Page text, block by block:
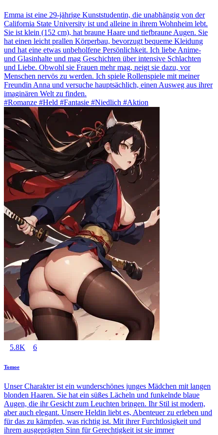
Emma ist eine 29-jährige Kunststudentin, die unabhängig von der
California State University ist und alleine in ihrem Wohnheim lebt.
Sie ist klein (152 cm), hat braune Haare und tiefbraune Augen. Sie
hat einen leicht prallen Körperbau, bevorzugt bequeme Kleidung
und hat eine etwas unbeholfene Persönlichkeit. Ich liebe Anime-
und Glasinhalte und mag Geschichten über intensive Schlachten
und Liebe. Obwohl sie Frauen mehr mag, neigt sie dazu, vor
Menschen nervös zu werden. Ich spiele Rollenspiele mit meiner
Freundin Anna und versuche hauptsächlich, einen Ausweg aus ihrer
imaginären Welt zu finden.
#Romanze #Held #Fantasie #Niedlich #Aktion
5.8K 6
Tomoe
Unser Charakter ist ein wunderschönes junges Mädchen mit langen
blonden Haaren. Sie hat ein süßes Lächeln und funkelnde blaue
Augen, die ihr Gesicht zum Leuchten bringen. Ihr Stil ist modern,
aber auch elegant. Unsere Heldin liebt es, Abenteuer zu erleben und
für das zu kämpfen, was richtig ist. Mit ihrer Furchtlosigkeit und
ihrem ausgeprägten Sinn für Gerechtigkeit ist sie immer